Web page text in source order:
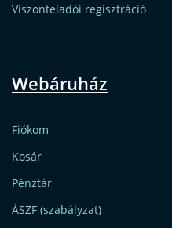
Viszonteladói regisztráció
Webáruház
Fiókom
Kosár
Pénztár
ÁSZF (szabályzat)